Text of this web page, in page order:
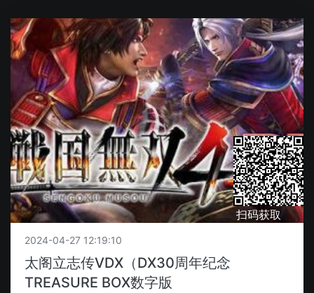
扫码获取
2024-04-27 12:19:10
太阁立志传VDX（DX30周年纪念
TREASURE BOX数字版